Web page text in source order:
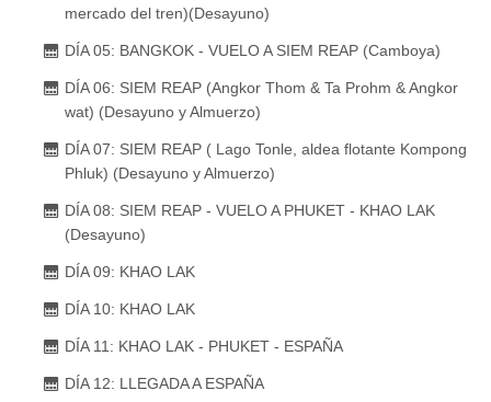
mercado del tren)(Desayuno)
DÍA 05: BANGKOK - VUELO A SIEM REAP (Camboya)
DÍA 06: SIEM REAP (Angkor Thom & Ta Prohm & Angkor
wat) (Desayuno y Almuerzo)
DÍA 07: SIEM REAP ( Lago Tonle, aldea flotante Kompong
Phluk) (Desayuno y Almuerzo)
DÍA 08: SIEM REAP - VUELO A PHUKET - KHAO LAK
(Desayuno)
DÍA 09: KHAO LAK
DÍA 10: KHAO LAK
DÍA 11: KHAO LAK - PHUKET - ESPAÑA
DÍA 12: LLEGADA A ESPAÑA